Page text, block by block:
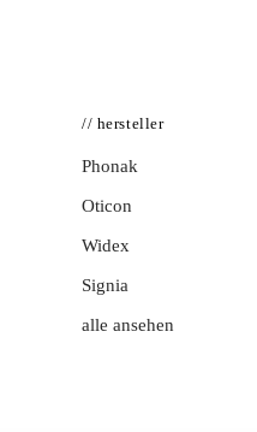
// hersteller
Phonak
Oticon
Widex
Signia
alle ansehen